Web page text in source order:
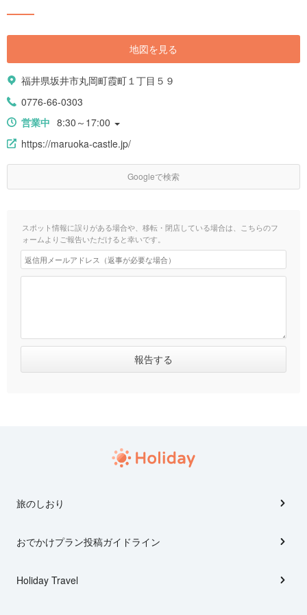
地図を見る
福井県坂井市丸岡町霞町１丁目５９
0776-66-0303
営業中 8:30～17:00
https://maruoka-castle.jp/
Googleで検索
スポット情報に誤りがある場合や、移転・閉店している場合は、こちらのフ
ォームよりご報告いただけると幸いです。
旅のしおり
おでかけプラン投稿ガイドライン
Holiday Travel